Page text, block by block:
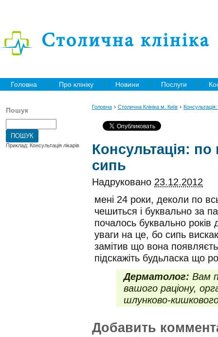
Головна Про клініку Новини Послуги
Пошук
Приклад: Консультація лікарів
Головна › Столична Клініка м. Київ ›
Консультація:
сипь
Надруковано 23.12.2012
мені 24 роки, деколи по
чешиться і буквально за
почалось буквально
уваги на це, бо сипь
замітив що вона
підскажіть будьласка що
Дерматолог: Вам
вашого раціону,
шлунково-
Добавить